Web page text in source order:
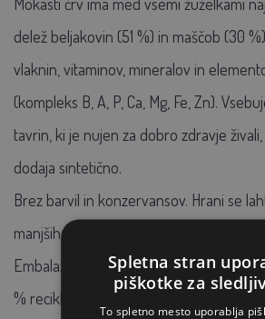
delež beljakovin (51 %) in maščob (30
vlaknin, vitaminov, mineralov in
(kompleks B, A, P, Ca, Mg, Fe, Zn).
tavrin, ki je nujen za dobro zdravje
dodaja sintetično.
Brez barvil in konzervansov. Hrani se
manjših količinah. Hraniti na suhem in
Embalaža, ki jo je mogoče ponovno
% reciklirati, zaradi česar izdelek
Spletna stran
piškotke za
To spletno mesto uporablja